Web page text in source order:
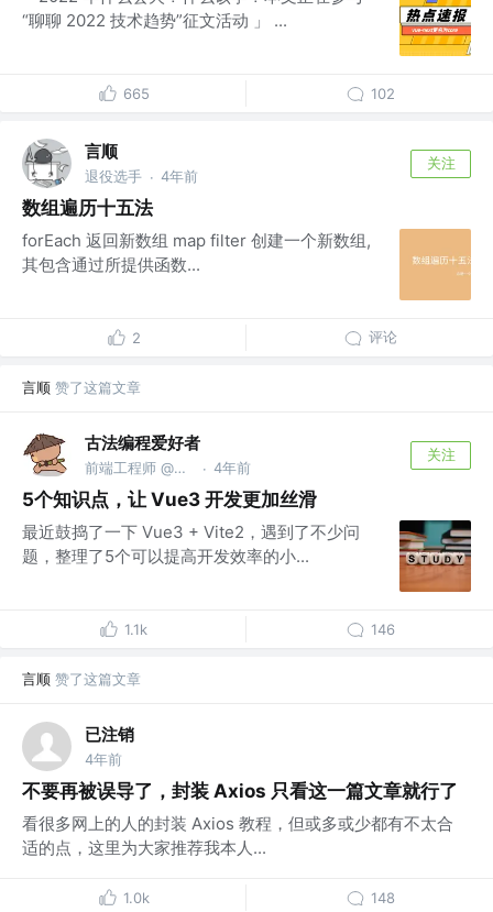
“聊聊 2022 技术趋势”征文活动 」 ...
665 102
言顺
退役选手 · 4年前
关注
数组遍历十五法
forEach 返回新数组 map filter 创建一个新数组,
其包含通过所提供函数...
2 评论
言顺 赞了这篇文章
古法编程爱好者
前端工程师 @广州才华有限公司 · 4年前
关注
5个知识点，让 Vue3 开发更加丝滑
最近鼓捣了一下 Vue3 + Vite2，遇到了不少问
题，整理了5个可以提高开发效率的小...
1.1k 146
言顺 赞了这篇文章
已注销
4年前
不要再被误导了，封装 Axios 只看这一篇文章就行了
看很多网上的人的封装 Axios 教程，但或多或少都有不太合
适的点，这里为大家推荐我本人...
1.0k 148